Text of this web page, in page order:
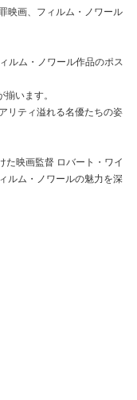
映画、フィルム・ノワール
ルム・ノワール作品のポス
います。
リティ溢れる名優たちの姿
た映画監督 ロバート・ワイ
ルム・ノワールの魅力を深